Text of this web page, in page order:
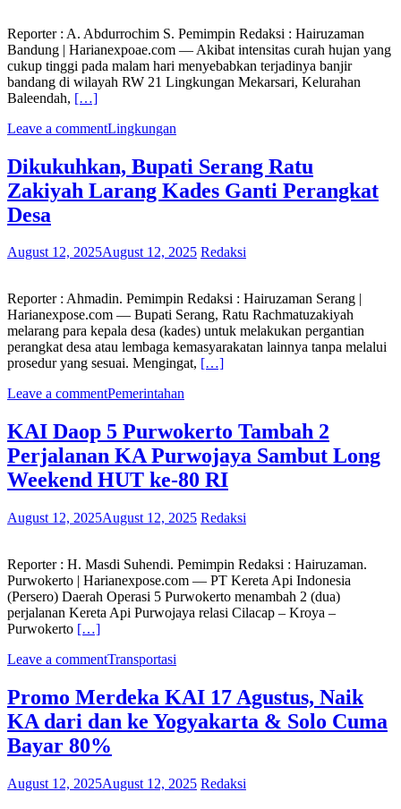
Reporter : A. Abdurrochim S. Pemimpin Redaksi : Hairuzaman
Bandung | Harianexpoae.com — Akibat intensitas curah hujan yang
cukup tinggi pada malam hari menyebabkan terjadinya banjir
bandang di wilayah RW 21 Lingkungan Mekarsari, Kelurahan
Baleendah, […]
Leave a commentLingkungan
Dikukuhkan, Bupati Serang Ratu
Zakiyah Larang Kades Ganti Perangkat
Desa
August 12, 2025August 12, 2025 Redaksi
Reporter : Ahmadin. Pemimpin Redaksi : Hairuzaman Serang |
Harianexpose.com — Bupati Serang, Ratu Rachmatuzakiyah
melarang para kepala desa (kades) untuk melakukan pergantian
perangkat desa atau lembaga kemasyarakatan lainnya tanpa melalui
prosedur yang sesuai. Mengingat, […]
Leave a commentPemerintahan
KAI Daop 5 Purwokerto Tambah 2
Perjalanan KA Purwojaya Sambut Long
Weekend HUT ke-80 RI
August 12, 2025August 12, 2025 Redaksi
Reporter : H. Masdi Suhendi. Pemimpin Redaksi : Hairuzaman.
Purwokerto | Harianexpose.com — PT Kereta Api Indonesia
(Persero) Daerah Operasi 5 Purwokerto menambah 2 (dua)
perjalanan Kereta Api Purwojaya relasi Cilacap – Kroya –
Purwokerto […]
Leave a commentTransportasi
Promo Merdeka KAI 17 Agustus, Naik
KA dari dan ke Yogyakarta & Solo Cuma
Bayar 80%
August 12, 2025August 12, 2025 Redaksi